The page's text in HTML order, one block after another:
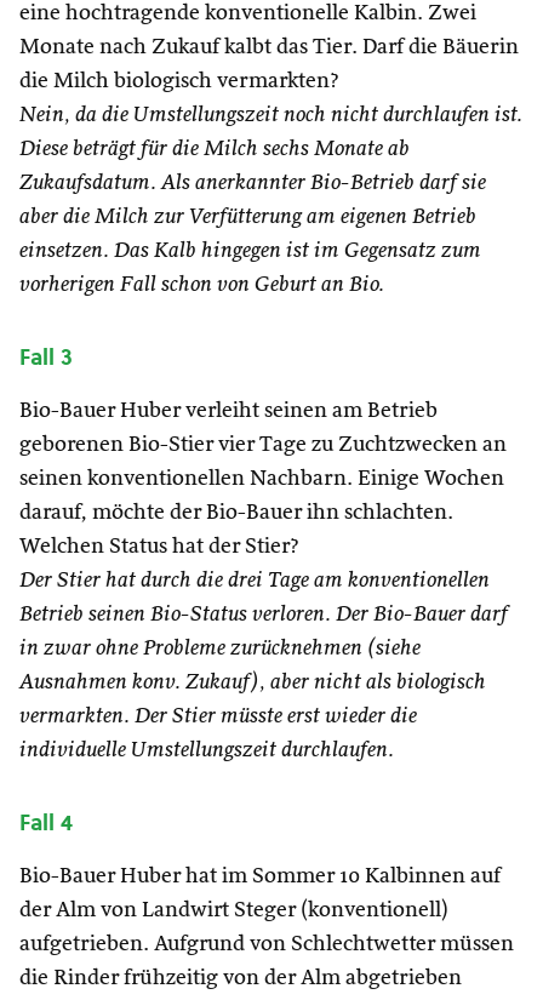
eine hochtragende konventionelle Kalbin. Zwei
Monate nach Zukauf kalbt das Tier. Darf die Bäuerin
die Milch biologisch vermarkten?
Nein, da die Umstellungszeit noch nicht durchlaufen ist.
Diese beträgt für die Milch sechs Monate ab
Zukaufsdatum. Als anerkannter Bio-Betrieb darf sie
aber die Milch zur Verfütterung am eigenen Betrieb
einsetzen. Das Kalb hingegen ist im Gegensatz zum
vorherigen Fall schon von Geburt an Bio.
Fall 3
Bio-Bauer Huber verleiht seinen am Betrieb
geborenen Bio-Stier vier Tage zu Zuchtzwecken an
seinen konventionellen Nachbarn. Einige Wochen
darauf, möchte der Bio-Bauer ihn schlachten.
Welchen Status hat der Stier?
Der Stier hat durch die drei Tage am konventionellen
Betrieb seinen Bio-Status verloren. Der Bio-Bauer darf
in zwar ohne Probleme zurücknehmen (siehe
Ausnahmen konv. Zukauf), aber nicht als biologisch
vermarkten. Der Stier müsste erst wieder die
individuelle Umstellungszeit durchlaufen.
Fall 4
Bio-Bauer Huber hat im Sommer 10 Kalbinnen auf
der Alm von Landwirt Steger (konventionell)
aufgetrieben. Aufgrund von Schlechtwetter müssen
die Rinder frühzeitig von der Alm abgetrieben